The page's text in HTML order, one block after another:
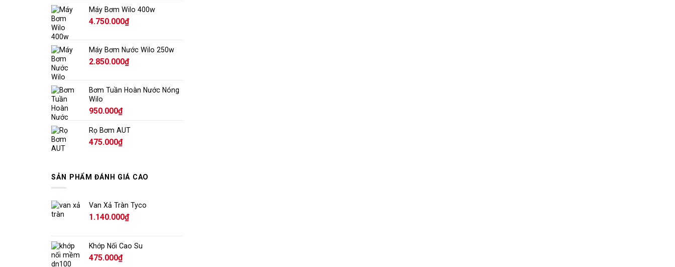
Máy Bơm Wilo 400w
4.750.000₫
Máy Bơm Nước Wilo 250w
2.850.000₫
Bơm Tuần Hoàn Nước Nóng
Wilo
950.000₫
Rọ Bơm AUT
475.000₫
SẢN PHẨM ĐÁNH GIÁ CAO
Van Xả Tràn Tyco
1.140.000₫
Khớp Nối Cao Su
475.000₫